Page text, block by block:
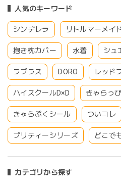
人気のキーワード
シンデレラ リトルマーメイ
抱き枕カバー 水着 シュ
ラプラス DORO レッド
ハイスクールD×D きゃらっ
きゃらぷくシール ついコレ
プリティーシリーズ どこで
カテゴリから探す